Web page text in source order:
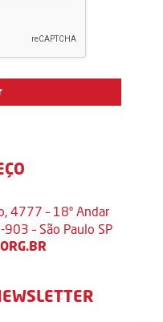
4777 – 18º Andar
– São Paulo SP